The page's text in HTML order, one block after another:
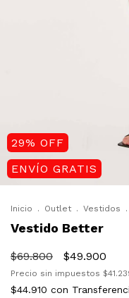
29% OFF
ENVÍO GRATIS
Inicio . Outlet . Vestidos .
Vestido Better
$69.800 $49.900
Precio sin impuestos
$44.910 con